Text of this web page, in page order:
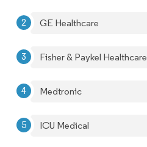
GE Healthcare
Fisher & Paykel Healthcare
Medtronic
ICU Medical